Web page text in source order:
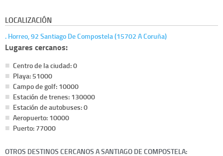
LOCALIZACIÓN
. Horreo, 92 Santiago De Compostela (15702 A Coruña)
Lugares cercanos:
Centro de la ciudad: 0
Playa: 51000
Campo de golf: 10000
Estación de trenes: 130000
Estación de autobuses: 0
Aeropuerto: 10000
Puerto: 77000
OTROS DESTINOS CERCANOS A SANTIAGO DE COMPOSTELA: